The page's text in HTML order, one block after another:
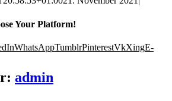
Your Platform!
WhatsAppTumblrPinterestVkXingE-
admin